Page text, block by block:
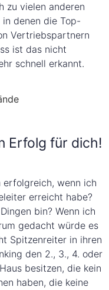
zu vielen anderen
denen die Top-
Vertriebspartnern
ist das nicht
schnell erkannt.
Erfolg für dich!
erfolgreich, wenn ich
erreicht habe?
bin? Wenn ich
gedacht würde es
Spitzenreiter in ihren
den 2., 3., 4. oder
besitzen, die kein
haben, die keine